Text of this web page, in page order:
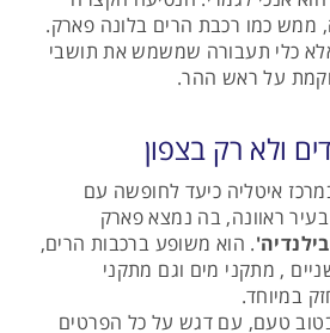
ממש כמו רכבת הרים בלונה פארק.
כלי תעבורה שמשמש את תושבי
על ראש ההר.
ולא רק בצפון
איטליה כיעד לחופשה עם
ראוונה, בה נמצא פארק
. הוא משופע ברכבות הרים,
, מתקני מים וגם מתקני
במיוחד.
טעם, עם דגש על כל הפרטים